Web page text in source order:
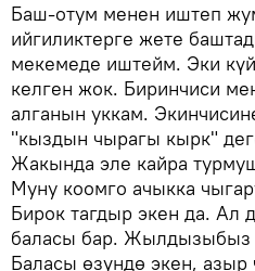
Баш-отум менен иштеп
ийгиликтерге жете
мекемеде иштейм. Эки
келген жок. Биринчиси
алганын уккам.
"кыздын чырагы кырк"
Жакында эле кайра
Муну коомго ачыкка
Бирок тагдыр экен да. Ал
баласы бар. Жылдызыбыз
Баласы өзүндө экен, азыр